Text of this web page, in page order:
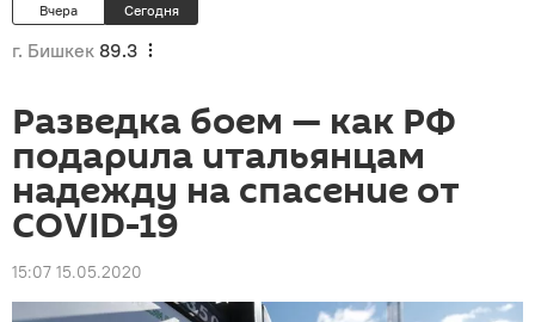
Вчера Сегодня
г. Бишкек 89.3
Разведка боем — как РФ
подарила итальянцам
надежду на спасение от
COVID-19
15:07 15.05.2020